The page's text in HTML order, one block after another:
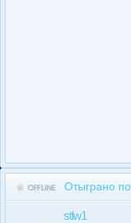
Отыграно
stlw1